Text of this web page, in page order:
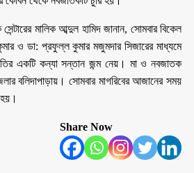
মালিক আব্দুল হামিদ জানান, সোমবার বিকেল
ও ডা: প্রফুল্ল কুমার মজুমদার সিজারের মাধ্যমে
একটি কন্যা সন্তান জন্ম নেয়। মা ও নবজাতক
বলিদাপাড়ায়। সোমবার মাগরিবের আজানের সময়
Share Now